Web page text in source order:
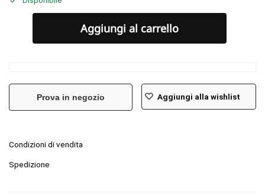
Aggiungi al carrello
Prova in negozio Aggiungi alla wishlist
Condizioni di vendita
Spedizione